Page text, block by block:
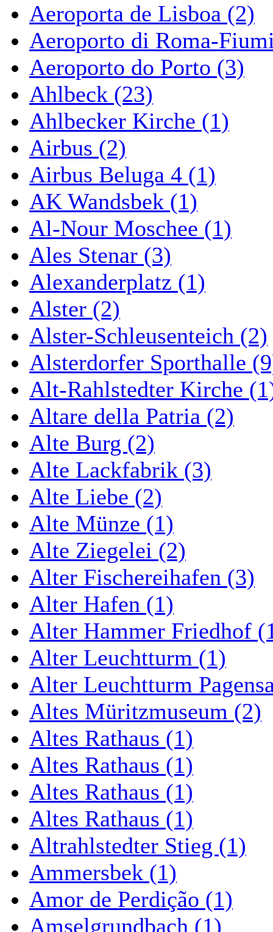
Aeroporta de Lisboa (2)
Aeroporto di Roma-
Aeroporto do Porto (3)
Ahlbeck (23)
Ahlbecker Kirche (1)
Airbus (2)
Airbus Beluga 4 (1)
AK Wandsbek (1)
Al-Nour Moschee (1)
Ales Stenar (3)
Alexanderplatz (1)
Alster (2)
Alster-Schleusenteich (2)
Alsterdorfer Sporthalle
Alt-Rahlstedter Kirche
Altare della Patria (2)
Alte Burg (2)
Alte Lackfabrik (3)
Alte Liebe (2)
Alte Münze (1)
Alte Ziegelei (2)
Alter Fischereihafen (3)
Alter Hafen (1)
Alter Hammer Friedhof
Alter Leuchtturm (1)
Alter Leuchtturm
Altes Müritzmuseum (2)
Altes Rathaus (1)
Altes Rathaus (1)
Altes Rathaus (1)
Altes Rathaus (1)
Altrahlstedter Stieg (1)
Ammersbek (1)
Amor de Perdição (1)
Amselgrundbach (1)